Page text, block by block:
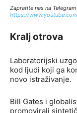
Zapratite nas na
https://
Kralj otrova
Laboratorijski
kod ljudi koji ga
novo istraživanje.
Bill Gates i
promovirali